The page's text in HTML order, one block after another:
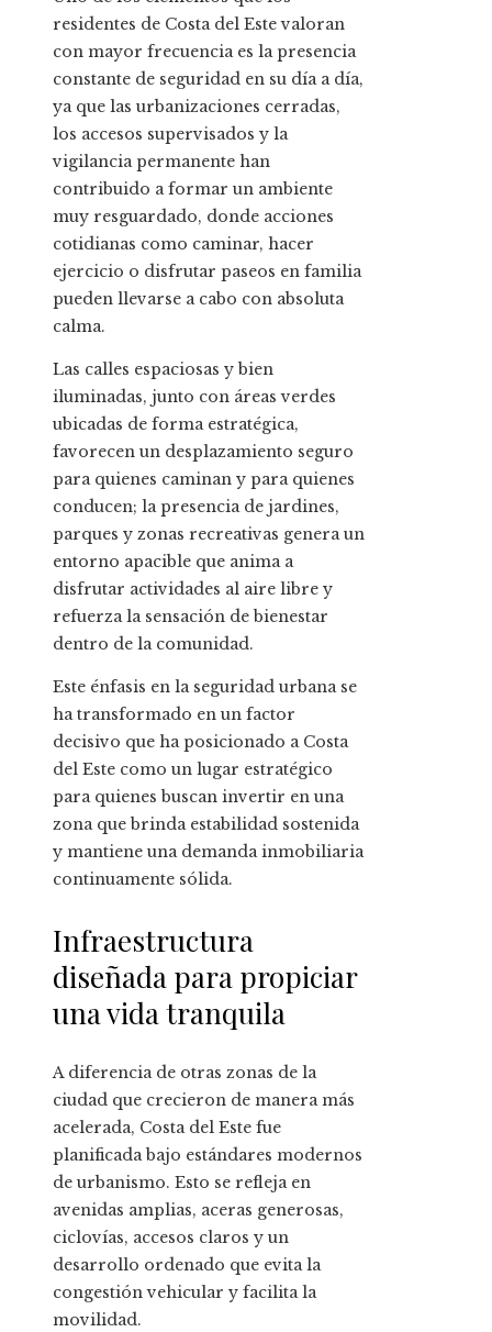
residentes de Costa del Este valoran
con mayor frecuencia es la presencia
constante de seguridad en su día a día,
ya que las urbanizaciones cerradas,
los accesos supervisados y la
vigilancia permanente han
contribuido a formar un ambiente
muy resguardado, donde acciones
cotidianas como caminar, hacer
ejercicio o disfrutar paseos en familia
pueden llevarse a cabo con absoluta
calma.
Las calles espaciosas y bien
iluminadas, junto con áreas verdes
ubicadas de forma estratégica,
favorecen un desplazamiento seguro
para quienes caminan y para quienes
conducen; la presencia de jardines,
parques y zonas recreativas genera un
entorno apacible que anima a
disfrutar actividades al aire libre y
refuerza la sensación de bienestar
dentro de la comunidad.
Este énfasis en la seguridad urbana se
ha transformado en un factor
decisivo que ha posicionado a Costa
del Este como un lugar estratégico
para quienes buscan invertir en una
zona que brinda estabilidad sostenida
y mantiene una demanda inmobiliaria
continuamente sólida.
Infraestructura
diseñada para propiciar
una vida tranquila
A diferencia de otras zonas de la
ciudad que crecieron de manera más
acelerada, Costa del Este fue
planificada bajo estándares modernos
de urbanismo. Esto se refleja en
avenidas amplias, aceras generosas,
ciclovías, accesos claros y un
desarrollo ordenado que evita la
congestión vehicular y facilita la
movilidad.